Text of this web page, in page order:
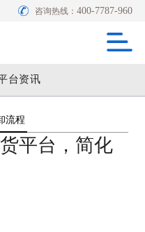
咨询热线：400-7787-960
台资讯
流程
平台，简化